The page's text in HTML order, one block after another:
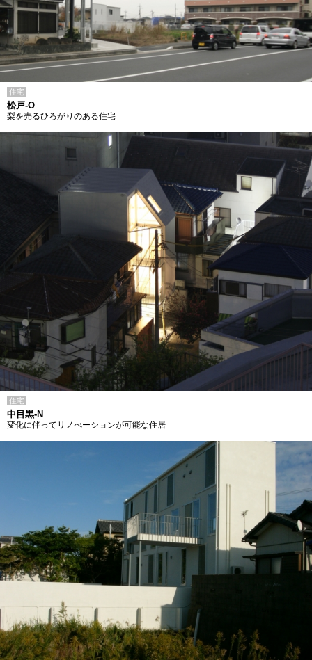
住宅
松戸-O
梨を売るひろがりのある住宅
住宅
中目黒-N
変化に伴ってリノべーションが可能な住居